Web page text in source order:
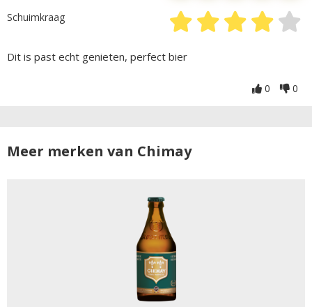
Schuimkraag
Dit is past echt genieten, perfect bier
0 0
Meer merken van Chimay